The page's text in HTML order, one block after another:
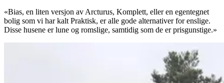
«Bias, en liten versjon av Arcturus, Komplett, eller en egentegnet
bolig som vi har kalt Praktisk, er alle gode alternativer for enslige.
Disse husene er lune og romslige, samtidig som de er prisgunstige.»